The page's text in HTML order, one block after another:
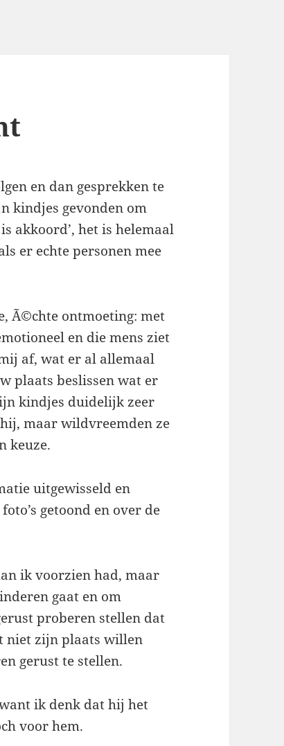
en dan gesprekken te
kindjes gevonden om
akkoord’, het is helemaal
er echte personen mee
Ã©chte ontmoeting: met
en die mens ziet
af, wat er al allemaal
plaats beslissen wat er
kindjes duidelijk zeer
maar wildvreemden ze
keuze.
uitgewisseld en
getoond en over de
ik voorzien had, maar
gaat en om
proberen stellen dat
niet zijn plaats willen
gerust te stellen.
ik denk dat hij het
voor hem.